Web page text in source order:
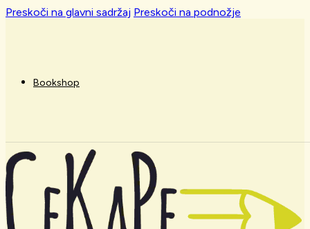
Preskoči na glavni sadržaj Preskoči na podnožje
Bookshop